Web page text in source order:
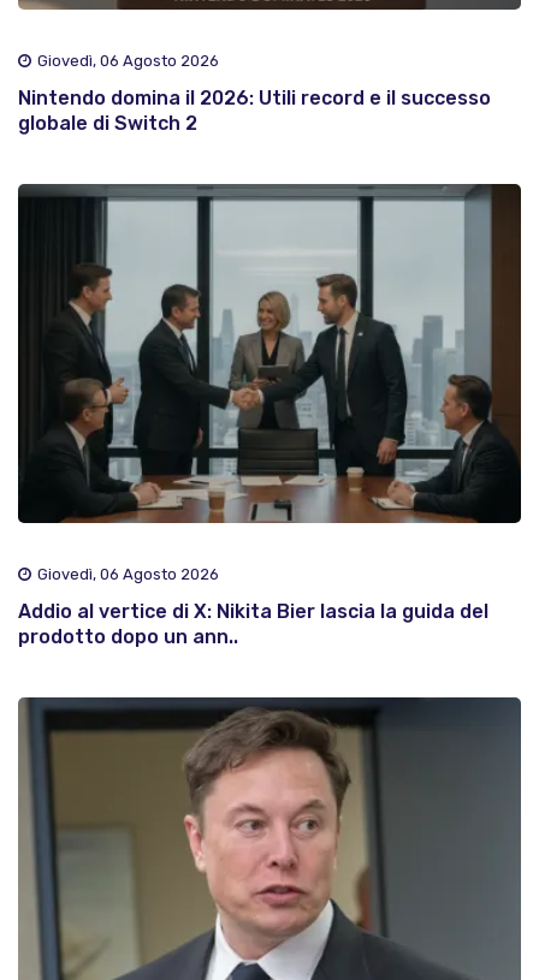
Giovedì, 06 Agosto 2026
Nintendo domina il 2026: Utili record e il successo
globale di Switch 2
Giovedì, 06 Agosto 2026
Addio al vertice di X: Nikita Bier lascia la guida del
prodotto dopo un ann..